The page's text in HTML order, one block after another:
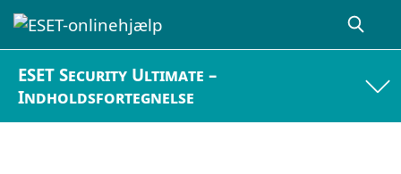
ESET Security Ultimate –
Indholdsfortegnelse